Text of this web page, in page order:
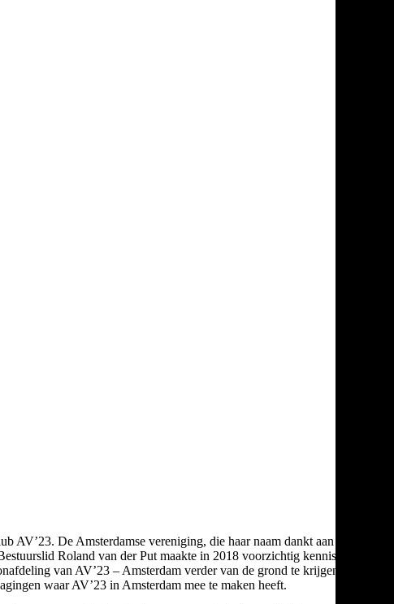
De Amsterdamse vereniging, die haar naam dankt aan haar
Roland van der Put maakte in 2018 voorzichtig kennis met
van AV’23 – Amsterdam verder van de grond te krijgen. We
waar AV’23 in Amsterdam mee te maken heeft.